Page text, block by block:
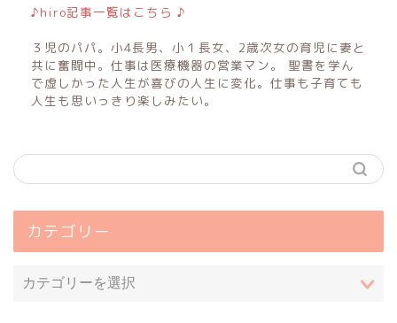
♪hiro記事一覧はこちら ♪
３児のパパ。小4長男、小１長女、2歳次女の育児に妻と
共に奮闘中。仕事は医療機器の営業マン。 聖書を学ん
で虚しかった人生が喜びの人生に変化。仕事も子育ても
人生も思いっきり楽しみたい。
カテゴリー